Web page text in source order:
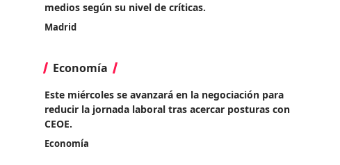
medios según su nivel de críticas.
Madrid
Economía
Este miércoles se avanzará en la negociación para
reducir la jornada laboral tras acercar posturas con
CEOE.
Economía